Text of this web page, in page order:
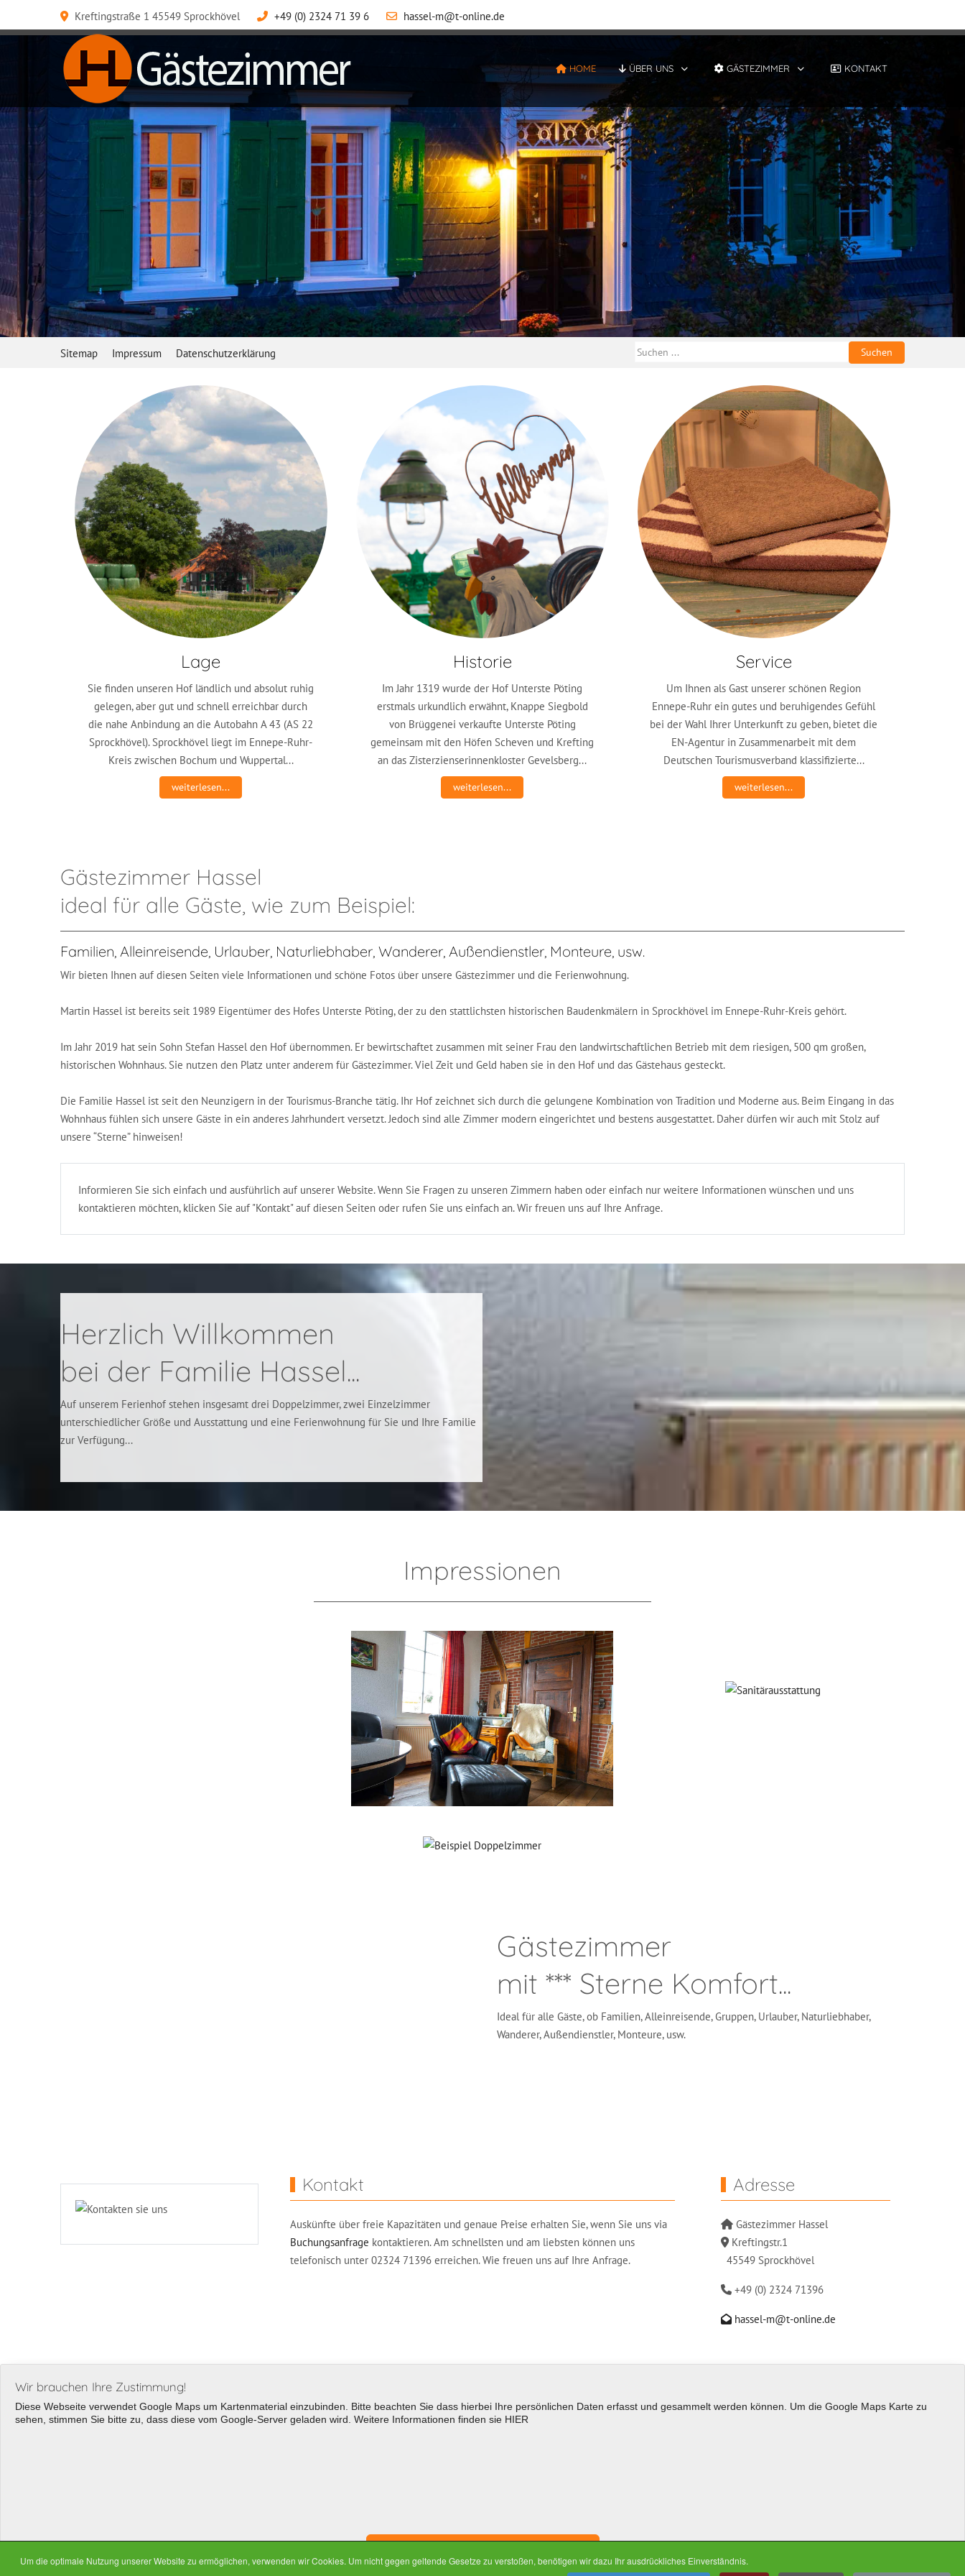
Kreftingstraße 1 45549 Sprockhövel +49 (0) 2324 71 39 6 hassel-m@t-online.de
HOME ÜBER UNS GÄSTEZIMMER KONTAKT
Sitemap Impressum Datenschutzerklärung Suchen
Lage
Sie finden unseren Hof ländlich und absolut ruhig
gelegen, aber gut und schnell erreichbar durch
die nahe Anbindung an die Autobahn A 43 (AS 22
Sprockhövel). Sprockhövel liegt im Ennepe-Ruhr-
Kreis zwischen Bochum und Wuppertal...
weiterlesen...
Historie
Im Jahr 1319 wurde der Hof Unterste Pöting
erstmals urkundlich erwähnt, Knappe Siegbold
von Brüggenei verkaufte Unterste Pöting
gemeinsam mit den Höfen Scheven und Krefting
an das Zisterzienserinnenkloster Gevelsberg...
weiterlesen...
Service
Um Ihnen als Gast unserer schönen Region
Ennepe-Ruhr ein gutes und beruhigendes Gefühl
bei der Wahl Ihrer Unterkunft zu geben, bietet die
EN-Agentur in Zusammenarbeit mit dem
Deutschen Tourismusverband klassifizierte...
weiterlesen...
Gästezimmer Hassel
ideal für alle Gäste, wie zum Beispiel:
Familien, Alleinreisende, Urlauber, Naturliebhaber, Wanderer, Außendienstler, Monteure, usw.
Wir bieten Ihnen auf diesen Seiten viele Informationen und schöne Fotos über unsere Gästezimmer und die Ferienwohnung.
Martin Hassel ist bereits seit 1989 Eigentümer des Hofes Unterste Pöting, der zu den stattlichsten historischen Baudenkmälern in Sprockhövel im Ennepe-Ruhr-Kreis gehört.
Im Jahr 2019 hat sein Sohn Stefan Hassel den Hof übernommen. Er bewirtschaftet zusammen mit seiner Frau den landwirtschaftlichen Betrieb mit dem riesigen, 500 qm großen,
historischen Wohnhaus. Sie nutzen den Platz unter anderem für Gästezimmer. Viel Zeit und Geld haben sie in den Hof und das Gästehaus gesteckt.
Die Familie Hassel ist seit den Neunzigern in der Tourismus-Branche tätig. Ihr Hof zeichnet sich durch die gelungene Kombination von Tradition und Moderne aus. Beim Eingang in das
Wohnhaus fühlen sich unsere Gäste in ein anderes Jahrhundert versetzt. Jedoch sind alle Zimmer modern eingerichtet und bestens ausgestattet. Daher dürfen wir auch mit Stolz auf
unsere “Sterne” hinweisen!
Informieren Sie sich einfach und ausführlich auf unserer Website. Wenn Sie Fragen zu unseren Zimmern haben oder einfach nur weitere Informationen wünschen und uns
kontaktieren möchten, klicken Sie auf "Kontakt" auf diesen Seiten oder rufen Sie uns einfach an. Wir freuen uns auf Ihre Anfrage.
Herzlich Willkommen
bei der Familie Hassel...
Auf unserem Ferienhof stehen insgesamt drei Doppelzimmer, zwei Einzelzimmer
unterschiedlicher Größe und Ausstattung und eine Ferienwohnung für Sie und Ihre Familie
zur Verfügung...
Impressionen
Gästezimmer
mit *** Sterne Komfort...
Ideal für alle Gäste, ob Familien, Alleinreisende, Gruppen, Urlauber, Naturliebhaber,
Wanderer, Außendienstler, Monteure, usw.
Kontakt
Auskünfte über freie Kapazitäten und genaue Preise erhalten Sie, wenn Sie uns via
Buchungsanfrage kontaktieren. Am schnellsten und am liebsten können uns
telefonisch unter 02324 71396 erreichen. Wie freuen uns auf Ihre Anfrage.
Adresse
Gästezimmer Hassel
Kreftingstr.1
45549 Sprockhövel
+49 (0) 2324 71396
hassel-m@t-online.de
Wir brauchen Ihre Zustimmung!
Diese Webseite verwendet Google Maps um Kartenmaterial einzubinden. Bitte beachten Sie dass hierbei Ihre persönlichen Daten erfasst und gesammelt werden können. Um die Google Maps Karte zu
sehen, stimmen Sie bitte zu, dass diese vom Google-Server geladen wird. Weitere Informationen finden sie HIER
Um die optimale Nutzung unserer Website zu ermöglichen, verwenden wir Cookies. Um nicht gegen geltende Gesetze zu verstoßen, benötigen wir dazu Ihr ausdrückliches Einverständnis.